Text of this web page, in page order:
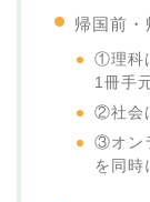
帰国前
①理科
1冊手
②社会
③オン
を同時